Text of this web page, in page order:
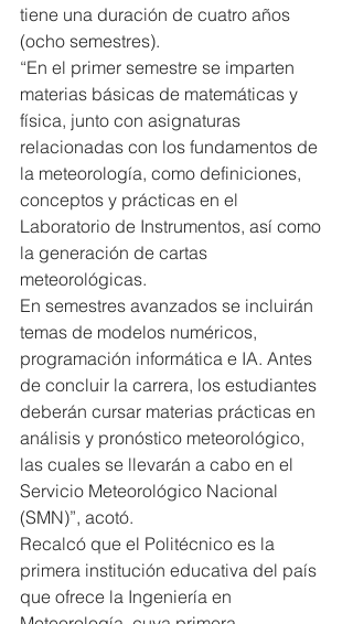
tiene una duración de cuatro años
(ocho semestres).
“En el primer semestre se imparten
materias básicas de matemáticas y
física, junto con asignaturas
relacionadas con los fundamentos de
la meteorología, como definiciones,
conceptos y prácticas en el
Laboratorio de Instrumentos, así como
la generación de cartas
meteorológicas.
En semestres avanzados se incluirán
temas de modelos numéricos,
programación informática e IA. Antes
de concluir la carrera, los estudiantes
deberán cursar materias prácticas en
análisis y pronóstico meteorológico,
las cuales se llevarán a cabo en el
Servicio Meteorológico Nacional
(SMN)”, acotó.
Recalcó que el Politécnico es la
primera institución educativa del país
que ofrece la Ingeniería en